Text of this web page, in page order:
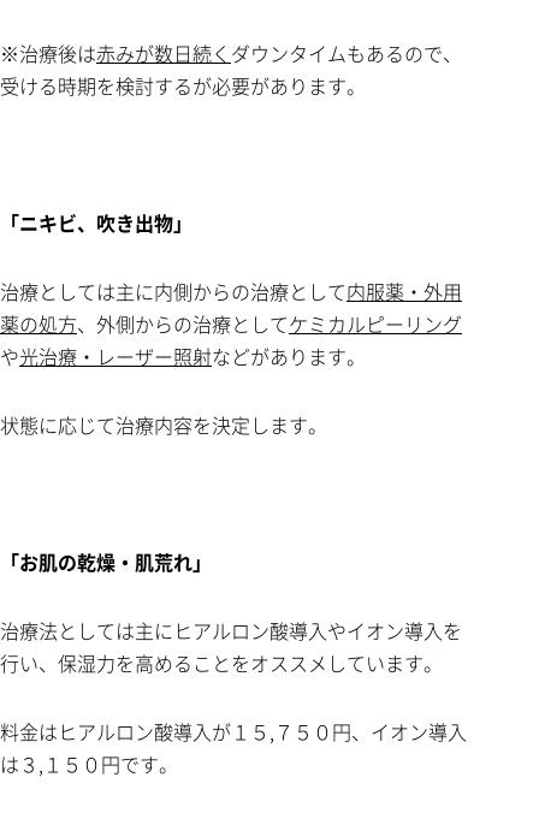
※治療後は赤みが数日続く ダウンタイムもあるので、
受ける時期を検討するが必要があります。
「ニキビ、吹き出物」
治療としては主に内側からの治療として内服薬・外用
薬の処方、外側からの治療としてケミカルピーリング
や光治療・レーザー照射などがあります。
状態に応じて治療内容を決定します。
「お肌の乾燥・肌荒れ」
治療法としては主にヒアルロン酸導入やイオン導入を
行い、保湿力を高めることをオススメしています。
料金はヒアルロン酸導入が１５,７５０円、イオン導入
は３,１５０円です。